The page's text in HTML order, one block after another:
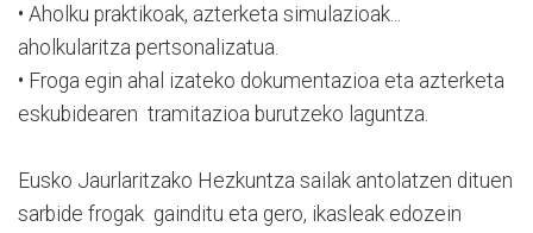
• Aholku praktikoak, azterketa simulazioak...
aholkularitza pertsonalizatua.
• Froga egin ahal izateko dokumentazioa eta azterketa
eskubidearen tramitazioa burutzeko laguntza.
Eusko Jaurlaritzako Hezkuntza sailak antolatzen dituen
sarbide frogak gainditu eta gero, ikasleak edozein